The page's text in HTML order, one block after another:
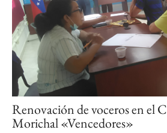
Renovación de voceros en el
Morichal «Vencedores»